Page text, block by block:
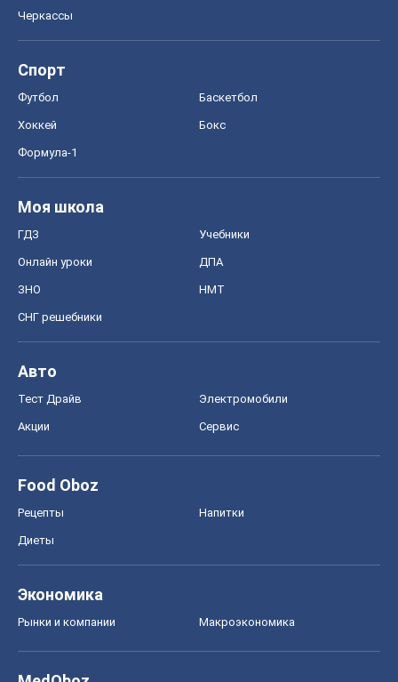
Черкассы
Спорт
Футбол Баскетбол
Хоккей Бокс
Формула-1
Моя школа
ГДЗ Учебники
Онлайн уроки ДПА
ЗНО НМТ
СНГ решебники
Авто
Тест Драйв Электромобили
Акции Сервис
Food Oboz
Рецепты Напитки
Диеты
Экономика
Рынки и компании Mакроэкономика